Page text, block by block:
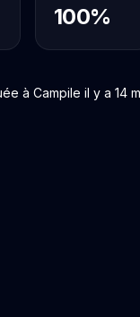
100%
à Campile il y a 14